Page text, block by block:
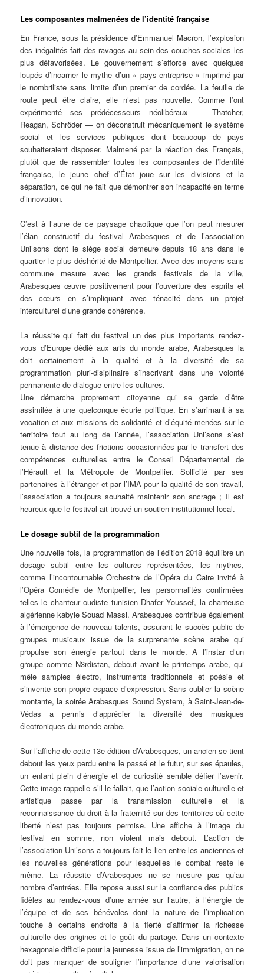
Les composantes malmenées de l’identité française
En France, sous la présidence d’Emmanuel Macron, l’explosion
des inégalités fait des ravages au sein des couches sociales les
plus défavorisées. Le gouvernement s’efforce avec quelques
loupés d’incarner le mythe d’un « pays-entreprise » imprimé par
le nombriliste sans limite d’un premier de cordée. La feuille de
route peut être claire, elle n’est pas nouvelle. Comme l’ont
expérimenté ses prédécesseurs néolibéraux — Thatcher,
Reagan, Schröder — on déconstruit mécaniquement le système
social et les services publiques dont beaucoup de pays
souhaiteraient disposer. Malmené par la réaction des Français,
plutôt que de rassembler toutes les composantes de l’identité
française, le jeune chef d’État joue sur les divisions et la
séparation, ce qui ne fait que démontrer son incapacité en terme
d’innovation.
C’est à l’aune de ce paysage chaotique que l’on peut mesurer
l’élan constructif du festival Arabesques et de l’association
Uni’sons dont le siège social demeure depuis 18 ans dans le
quartier le plus déshérité de Montpellier. Avec des moyens sans
commune mesure avec les grands festivals de la ville,
Arabesques œuvre positivement pour l’ouverture des esprits et
des cœurs en s’impliquant avec ténacité dans un projet
interculturel d’une grande cohérence.
La réussite qui fait du festival un des plus importants rendez-
vous d’Europe dédié aux arts du monde arabe, Arabesques la
doit certainement à la qualité et à la diversité de sa
programmation pluri-disiplinaire s’inscrivant dans une volonté
permanente de dialogue entre les cultures.
Une démarche proprement citoyenne qui se garde d’être
assimilée à une quelconque écurie politique. En s’arrimant à sa
vocation et aux missions de solidarité et d’équité menées sur le
territoire tout au long de l’année, l’association Uni’sons s’est
tenue à distance des frictions occasionnées par le transfert des
compétences culturelles entre le Conseil Départemental de
l’Hérault et la Métropole de Montpellier. Sollicité par ses
partenaires à l’étranger et par l’IMA pour la qualité de son travail,
l’association a toujours souhaité maintenir son ancrage ; Il est
heureux que le festival ait trouvé un soutien institutionnel local.
Le dosage subtil de la programmation
Une nouvelle fois, la programmation de l’édition 2018 équilibre un
dosage subtil entre les cultures représentées, les mythes,
comme l’incontournable Orchestre de l’Opéra du Caire invité à
l’Opéra Comédie de Montpellier, les personnalités confirmées
telles le chanteur oudiste tunisien Dhafer Youssef, la chanteuse
algérienne kabyle Souad Massi. Arabesques contribue également
à l’émergence de nouveau talents, assurant le succès public de
groupes musicaux issue de la surprenante scène arabe qui
propulse son énergie partout dans le monde. À l’instar d’un
groupe comme N3rdistan, debout avant le printemps arabe, qui
mêle samples électro, instruments traditionnels et poésie et
s’invente son propre espace d’expression. Sans oublier la scène
montante, la soirée Arabesques Sound System, à Saint-Jean-de-
Védas a permis d’apprécier la diversité des musiques
électroniques du monde arabe.
Sur l’affiche de cette 13e édition d’Arabesques, un ancien se tient
debout les yeux perdu entre le passé et le futur, sur ses épaules,
un enfant plein d’énergie et de curiosité semble défier l’avenir.
Cette image rappelle s’il le fallait, que l’action sociale culturelle et
artistique passe par la transmission culturelle et la
reconnaissance du droit à la fraternité sur des territoires où cette
liberté n’est pas toujours permise. Une affiche à l’image du
festival en somme, non violent mais debout. L’action de
l’association Uni’sons a toujours fait le lien entre les anciennes et
les nouvelles générations pour lesquelles le combat reste le
même. La réussite d’Arabesques ne se mesure pas qu’au
nombre d’entrées. Elle repose aussi sur la confiance des publics
fidèles au rendez-vous d’une année sur l’autre, à l’énergie de
l’équipe et de ses bénévoles dont la nature de l’implication
touche à certains endroits à la fierté d’affirmer la richesse
culturelle des origines et le goût du partage. Dans un contexte
hexagonale difficile pour la jeunesse issue de l’immigration, on ne
doit pas manquer de souligner l’importance d’une valorisation